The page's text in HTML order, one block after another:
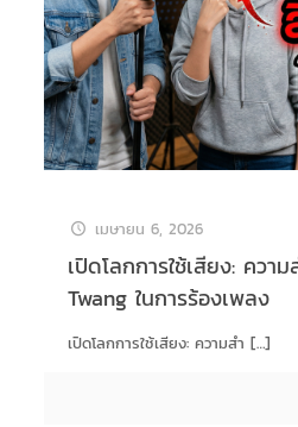
เมษายน 6, 2026
เปิดโลกการใช้เสียง: ควา
Twang ในการร้องเพลง
เปิดโลกการใช้เสียง: ความสำ […]